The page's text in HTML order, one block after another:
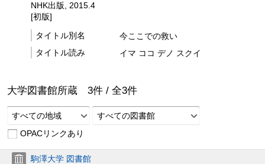
NHK出版, 2015.4
[初版]
タイトル別名
今ここでの救い
タイトル読み
イマ ココ デノ スクイ
大学図書館所蔵 3件 / 全3件
すべての地域
すべての図書館
OPACリンクあり
駒澤大学 図書館